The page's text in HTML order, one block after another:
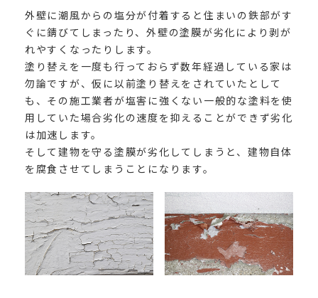
外壁に潮風からの塩分が付着すると住まいの鉄部がす
ぐに錆びてしまったり、外壁の塗膜が劣化により剥が
れやすくなったりします。
塗り替えを一度も行っておらず数年経過している家は
勿論ですが、仮に以前塗り替えをされていたとして
も、その施工業者が塩害に強くない一般的な塗料を使
用していた場合劣化の速度を抑えることができず劣化
は加速します。
そして建物を守る塗膜が劣化してしまうと、建物自体
を腐食させてしまうことになります。